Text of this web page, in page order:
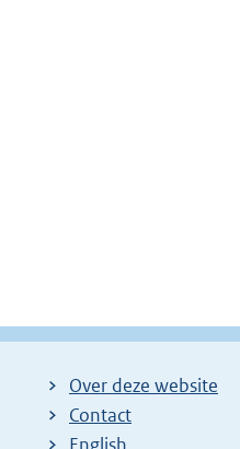
Over deze website
Contact
English